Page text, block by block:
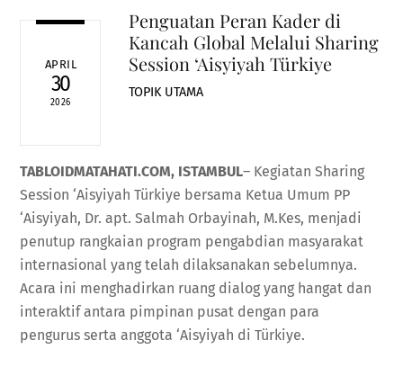
APRIL
30
2026
Penguatan Peran Kader di
Kancah Global Melalui Sharing
Session ‘Aisyiyah Türkiye
TOPIK UTAMA
TABLOIDMATAHATI.COM, ISTAMBUL– Kegiatan Sharing
Session ‘Aisyiyah Türkiye bersama Ketua Umum PP
‘Aisyiyah, Dr. apt. Salmah Orbayinah, M.Kes, menjadi
penutup rangkaian program pengabdian masyarakat
internasional yang telah dilaksanakan sebelumnya.
Acara ini menghadirkan ruang dialog yang hangat dan
interaktif antara pimpinan pusat dengan para
pengurus serta anggota ‘Aisyiyah di Türkiye.